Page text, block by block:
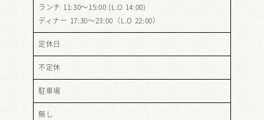
ランチ 11:30～15:00 (L.O 14:00)
ディナー 17:30～23:00（L.O 22:00）
定休日
不定休
駐車場
無し